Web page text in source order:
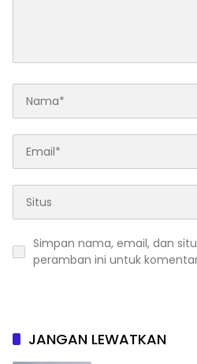
Simpan nama, email, dan
peramban ini untuk
JANGAN LEWATKAN